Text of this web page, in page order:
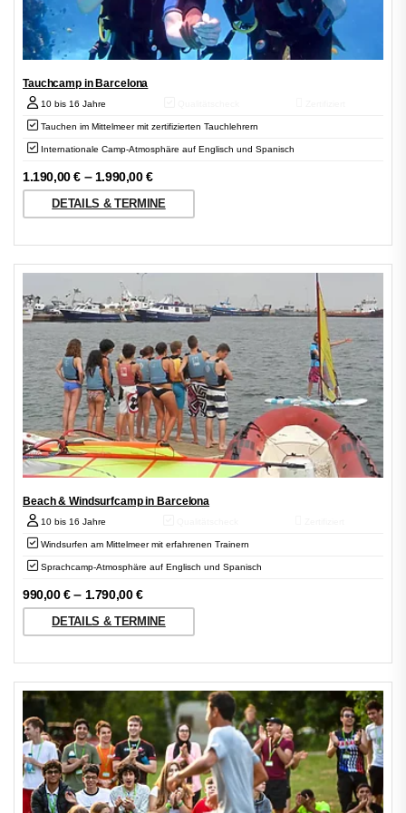
Tauchcamp in Barcelona
10 bis 16 Jahre
Tauchen im Mittelmeer mit zertifizierten Tauchlehrern
Internationale Camp-Atmosphäre auf Englisch und Spanisch
1.190,00€ – 1.990,00€
DETAILS & TERMINE
Beach & Windsurfcamp in Barcelona
10 bis 16 Jahre
Windsurfen am Mittelmeer mit erfahrenen Trainern
Sprachcamp-Atmosphäre auf Englisch und Spanisch
990,00€– 1.790,00€
DETAILS & TERMINE